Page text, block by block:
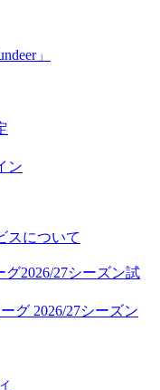
）
」
ン
スについて
2026/27シーズン試
グ 2026/27シーズン